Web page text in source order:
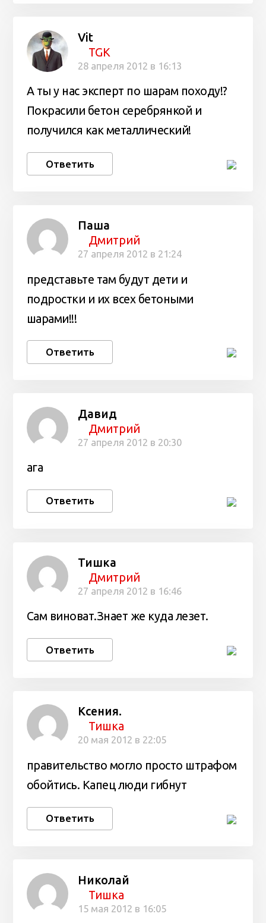
Vit
TGK
28 апреля 2012 в 16:13
А ты у нас эксперт по шарам походу!?
Покрасили бетон серебрянкой и
получился как металлический!
Ответить
Паша
Дмитрий
27 апреля 2012 в 21:24
представьте там будут дети и
подростки и их всех бетоными
шарами!!!
Ответить
Давид
Дмитрий
27 апреля 2012 в 20:30
ага
Ответить
Тишка
Дмитрий
27 апреля 2012 в 16:46
Сам виноват.Знает же куда лезет.
Ответить
Ксения.
Тишка
20 мая 2012 в 22:05
правительство могло просто штрафом
обойтись. Капец люди гибнут
Ответить
Николай
Тишка
15 мая 2012 в 16:05